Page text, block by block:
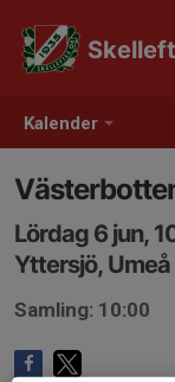
Kalender
Lördag 6 jun,
Yttersjö, Umeå
Samling: 10:00